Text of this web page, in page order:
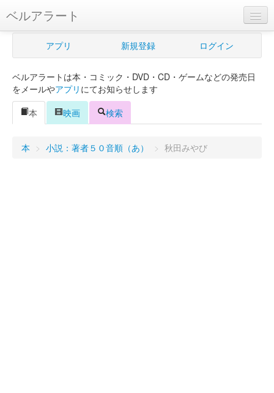
ベルアラート
ベルアラートとは
新規登録
ログイン
アプリ 新規登録 ログイン
ベルアラートは本・コミック・DVD・CD・ゲームなどの発売日
をメールやアプリ にてお知らせします
本
映画 検索
本 > 小説：著者５０音順（あ） > 秋田みやび